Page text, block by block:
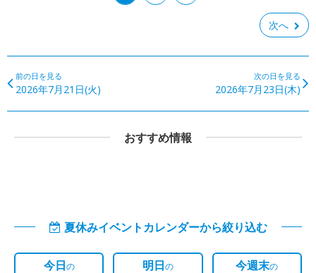
次へ
前の日を見る
2026年7月21日(火)
次の日を見る
2026年7月23日(木)
おすすめ情報
夏休みイベントカレンダーから絞り込む
今日の
明日の
今週末の